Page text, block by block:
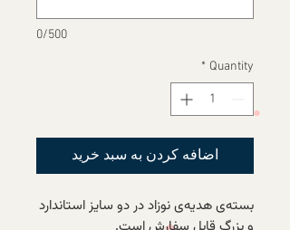
0/500
Quantity
*
اضافه کردن به سبد خرید
بسته‌ی هدیه‌ی نوزاد در دو سایز استاندارد